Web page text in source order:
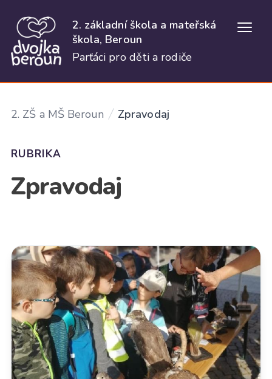
2. základní škola a mateřská
škola, Beroun
Parťáci pro děti a rodiče
2. ZŠ a MŠ Beroun Zpravodaj
RUBRIKA
Zpravodaj